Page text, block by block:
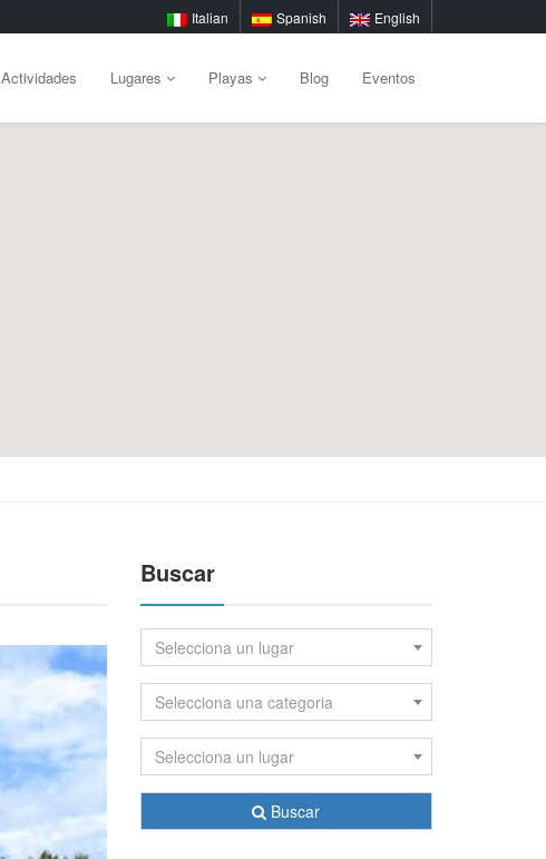
English
Spanish
Italian
Actividades Lugares Playas Blog Eventos
Buscar
Selecciona un lugar
Selecciona una categoria
Selecciona un lugar
Buscar